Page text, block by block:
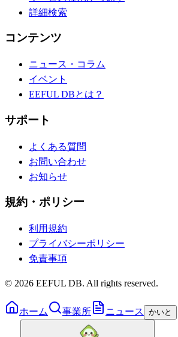
詳細検索
コンテンツ
ニュース・コラム
イベント
EEFUL DBとは？
サポート
よくある質問
お問い合わせ
お知らせ
規約・ポリシー
利用規約
プライバシーポリシー
免責事項
© 2026 EEFUL DB. All rights reserved.
ホーム 事業所 ニュース かいと